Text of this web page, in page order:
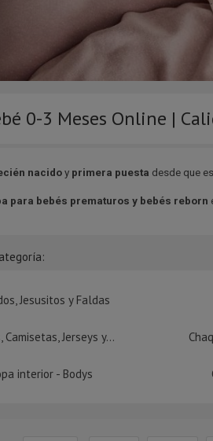
0-3 Meses Online |
nacidoy primera puesta desde que
para bebés prematuros y bebés reborn
Jesusitos y Faldas
Camisetas, Jerseys y...
interior - Bodys